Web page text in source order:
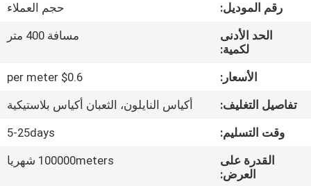
المعمل
مراقبة
الجودة
اتصل
رقم الموديل:
حجم العملاء
الحد الأدنى
لكمية:
مسافة 400 متر
الأسعار:
$0.6 per meter
تفاصيل التغليف:
أكياس النايلون، الثعبان أكياس بلاستيكية
وقت التسليم:
5-25days
القدرة على
العرض:
100000meters شهريا